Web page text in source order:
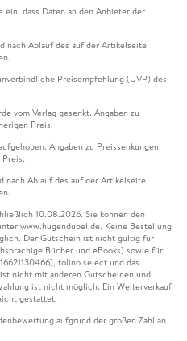
dass Daten an den Anbieter der
nach Ablauf des auf der Artikelseite
Preisempfehlung (UVP) des
vom Verlag gesenkt. Angaben zu
Preis.
Angaben zu Preissenkungen
nach Ablauf des auf der Artikelseite
10.08.2026. Sie können den
www.hugendubel.de. Keine Bestellung
Der Gutschein ist nicht gültig für
Bücher und eBooks) sowie für
tolino select und das
nicht mit anderen Gutscheinen und
ist nicht möglich. Ein Weiterverkauf
gestattet.
aufgrund der großen Zahl an